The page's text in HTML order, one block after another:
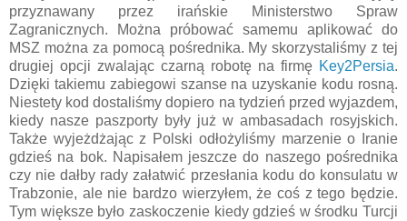
przyznawany przez irańskie Ministerstwo Spraw
Zagranicznych. Można próbować samemu aplikować do
MSZ można za pomocą pośrednika. My skorzystaliśmy z tej
drugiej opcji zwalając czarną robotę na firmę Key2Persia.
Dzięki takiemu zabiegowi szanse na uzyskanie kodu rosną.
Niestety kod dostaliśmy dopiero na tydzień przed wyjazdem,
kiedy nasze paszporty były już w ambasadach rosyjskich.
Także wyjeżdżając z Polski odłożyliśmy marzenie o Iranie
gdzieś na bok. Napisałem jeszcze do naszego pośrednika
czy nie dałby rady załatwić przesłania kodu do konsulatu w
Trabzonie, ale nie bardzo wierzyłem, że coś z tego będzie.
Tym większe było zaskoczenie kiedy gdzieś w środku Turcji